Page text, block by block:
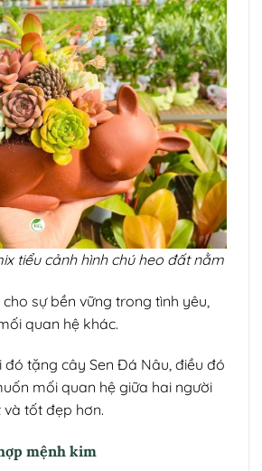
tiểu cảnh hình chú heo đất nằm
sự bền vững trong tình yêu,
quan hệ khác.
đó tặng cây Sen Đá Nâu, điều đó
mối quan hệ giữa hai người
tốt đẹp hơn.
mệnh kim